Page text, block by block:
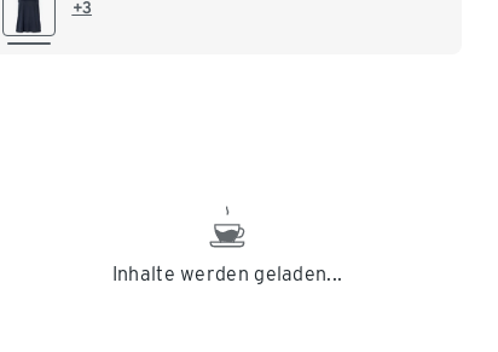
+3
Inhalte werden geladen...